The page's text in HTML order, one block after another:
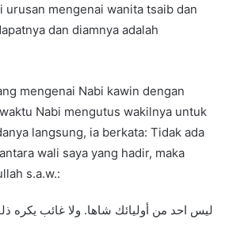
urusan mengenai wanita tsaib dan
dan diamnya adalah
mengenai Nabi kawin dengan
Nabi mengutus wakilnya untuk
langsung, ia berkata: Tidak ada
wali saya yang hadir, maka
s.a.w.:
ليس احد من أوليائك شاها. ولا غائب يكره